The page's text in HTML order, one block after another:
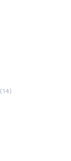
(14)